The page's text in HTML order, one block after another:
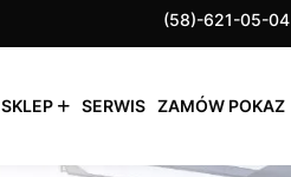
(58)-621-05-04
SKLEP SERWIS ZAMÓW POKAZ